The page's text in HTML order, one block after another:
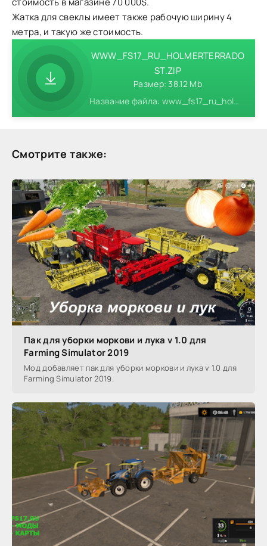
Жатка для свеклы имеет также рабочую ширину 4
метра, и такую же стоимость.
WWW_FS17_RU_HOLMERTERRADO
ST.ZIP
Размер: 38.12 Mb
Название файла: www_fs17_ru_holmerterradost.zip
Смотрите также:
Пак для уборки моркови и лука v 1.0 для
Farming Simulator 2019
Мод добавляет пак для уборки моркови и лука v 1.0 для
Farming Simulator 2019.